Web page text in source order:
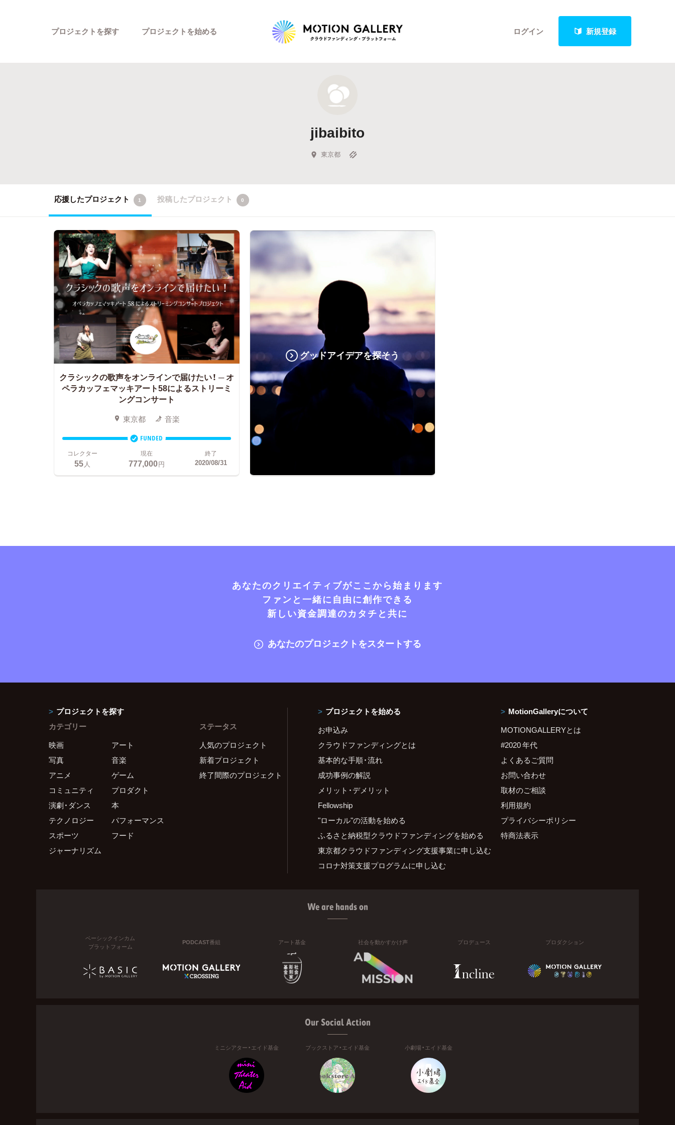
ログイン 新規登録
プロジェクトを探す
新着プロジェクト
Feature
キュレーターから探す
プロジェクトを始める
jibaibito
東京都
応援したプロジェクト 1 投稿したプロジェクト 0
クラシックの歌声をオンラインで届けたい！ ─ オ
ペラカッフェマッキアート58によるストリーミ
ングコンサート
東京都 音楽
FUNDED
コレクター
55人
現在
777,000円
終了
2020/08/31
グッドアイデアを探そう
あなたのクリエイティブがここから始まります
ファンと一緒に自由に創作できる
新しい資金調達のカタチと共に
あなたのプロジェクトをスタートする
プロジェクトを探す
カテゴリー
映画
アート
写真
音楽
アニメ
ゲーム
コミュニティ
プロダクト
演劇・ダンス
本
テクノロジー
パフォーマンス
スポーツ
フード
ジャーナリズム
ステータス
人気のプロジェクト
新着プロジェクト
終了間際のプロジェクト
プロジェクトを始める
お申込み
クラウドファンディングとは
基本的な手順・流れ
成功事例の解説
メリット・デメリット
Fellowship
"ローカル"の活動を始める
ふるさと納税型クラウドファンディングを始める
東京都クラウドファンディング支援事業に申し込む
コロナ対策支援プログラムに申し込む
MotionGalleryについて
MOTIONGALLERYとは
#2020 年代
よくあるご質問
お問い合わせ
取材のご相談
利用規約
プライバシーポリシー
特商法表示
We are hands on
ベーシックインカム
プラットフォーム
PODCAST番組 アート基金 社会を動かすかけ声 プロデュース プロダクション
Our Social Action
ミニシアター・エイド基金 ブックストア・エイド基金 小劇場・エイド基金